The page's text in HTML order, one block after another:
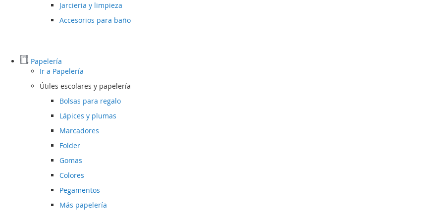
Jarcieria y limpieza
Accesorios para baño
Papelería
Ir a Papelería
Útiles escolares y papelería
Bolsas para regalo
Lápices y plumas
Marcadores
Folder
Gomas
Colores
Pegamentos
Más papelería